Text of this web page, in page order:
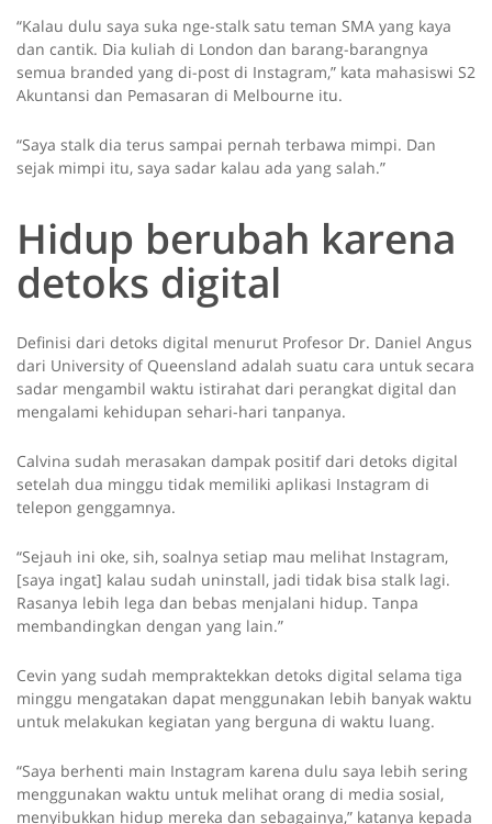
“Kalau dulu saya suka nge-stalk satu teman SMA yang kaya
dan cantik. Dia kuliah di London dan barang-barangnya
semua branded yang di-post di Instagram,” kata mahasiswi S2
Akuntansi dan Pemasaran di Melbourne itu.
“Saya stalk dia terus sampai pernah terbawa mimpi. Dan
sejak mimpi itu, saya sadar kalau ada yang salah.”
Hidup berubah karena
detoks digital
Definisi dari detoks digital menurut Profesor Dr. Daniel Angus
dari University of Queensland adalah suatu cara untuk secara
sadar mengambil waktu istirahat dari perangkat digital dan
mengalami kehidupan sehari-hari tanpanya.
Calvina sudah merasakan dampak positif dari detoks digital
setelah dua minggu tidak memiliki aplikasi Instagram di
telepon genggamnya.
“Sejauh ini oke, sih, soalnya setiap mau melihat Instagram,
[saya ingat] kalau sudah uninstall, jadi tidak bisa stalk lagi.
Rasanya lebih lega dan bebas menjalani hidup. Tanpa
membandingkan dengan yang lain.”
Cevin yang sudah mempraktekkan detoks digital selama tiga
minggu mengatakan dapat menggunakan lebih banyak waktu
untuk melakukan kegiatan yang berguna di waktu luang.
“Saya berhenti main Instagram karena dulu saya lebih sering
menggunakan waktu untuk melihat orang di media sosial,
menyibukkan hidup mereka dan sebagainya,” katanya kepada